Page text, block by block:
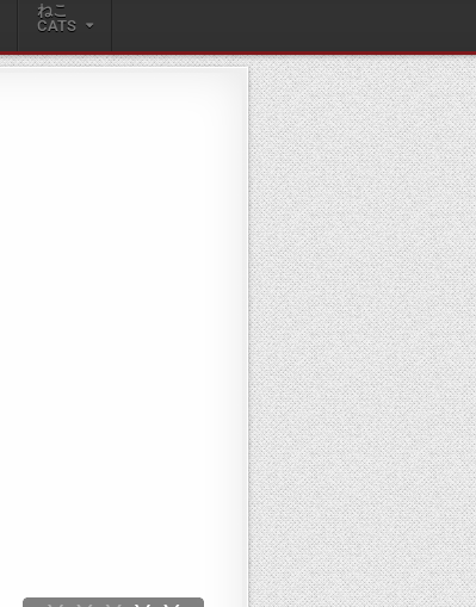
ねこ
CATS